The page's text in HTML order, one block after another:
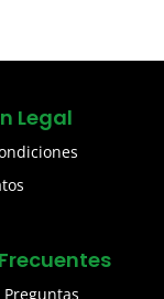
Legal
Preguntas